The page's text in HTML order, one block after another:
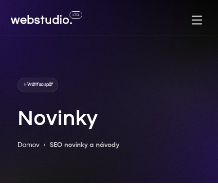
webstudio.LTD
Vrátiť sa späť
Novinky
Domov › SEO novinky a návody